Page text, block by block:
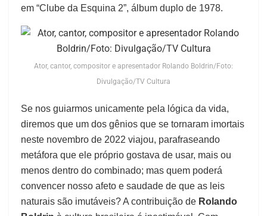
em “Clube da Esquina 2”, álbum duplo de 1978.
Ator, cantor, compositor e apresentador Rolando Boldrin/Foto:
Divulgação/TV Cultura
Se nos guiarmos unicamente pela lógica da vida,
diremos que um dos gênios que se tornaram imortais
neste novembro de 2022 viajou, parafraseando
metáfora que ele próprio gostava de usar, mais ou
menos dentro do combinado; mas quem poderá
convencer nosso afeto e saudade de que as leis
naturais são imutáveis? A contribuição de Rolando